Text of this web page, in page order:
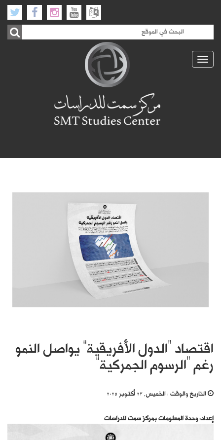
Toggle
navigation
اقتصاد “الدول الأفريقية” يواصل النمو
رغم “الرسوم الجمركية”
التاريخ والوقت :الخميس, 23 أكتوبر 2025
إعداد: وحدة المعلومات بمركز سمت للدراسات